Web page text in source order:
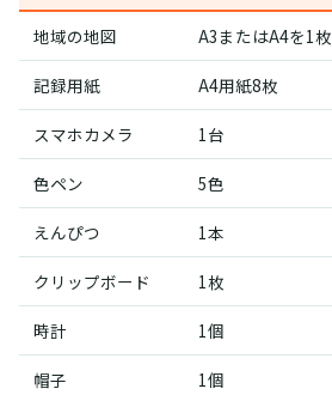
地域の地図 A3またはA4を1枚
記録用紙 A4用紙8枚
スマホカメラ 1台
色ペン 5色
えんぴつ 1本
クリップボード 1枚
時計 1個
帽子 1個